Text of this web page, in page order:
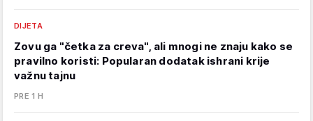
DIJETA
Zovu ga "četka za creva", ali mnogi ne znaju kako se
pravilno koristi: Popularan dodatak ishrani krije
važnu tajnu
PRE 1 H